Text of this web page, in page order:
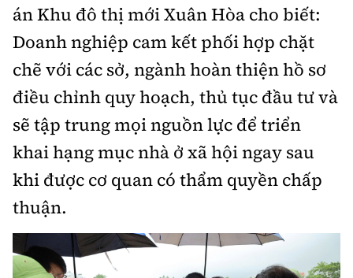
án Khu đô thị mới Xuân Hòa cho biết:
Doanh nghiệp cam kết phối hợp chặt
chẽ với các sở, ngành hoàn thiện hồ sơ
điều chỉnh quy hoạch, thủ tục đầu tư và
sẽ tập trung mọi nguồn lực để triển
khai hạng mục nhà ở xã hội ngay sau
khi được cơ quan có thẩm quyền chấp
thuận.